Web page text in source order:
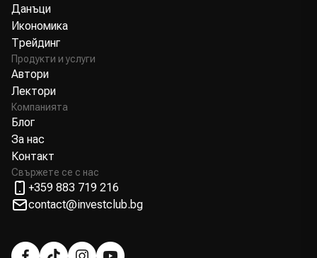
Данъци
Икономика
Трейдинг
Продукти и услуги
Автори
Лектори
Компанията
Блог
За нас
Контакт
Свържете се с нас
+359 883 719 216
contact@investclub.bg